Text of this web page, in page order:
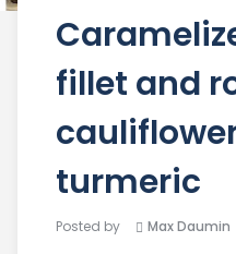
fillet and
turmeric
Posted by Max Daumin